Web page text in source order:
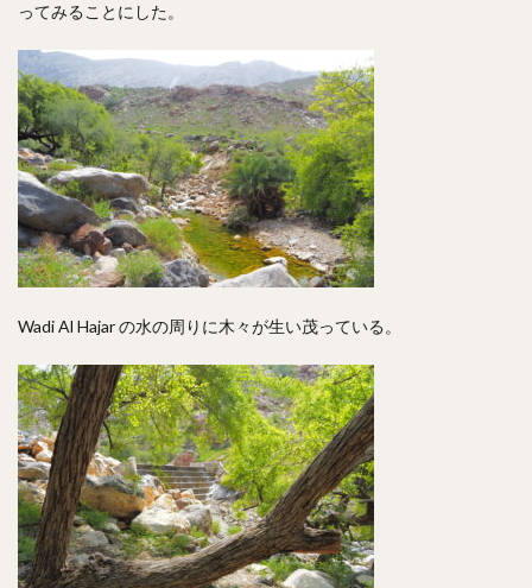
ってみることにした。
Wadi Al Hajar の水の周りに木々が生い茂っている。